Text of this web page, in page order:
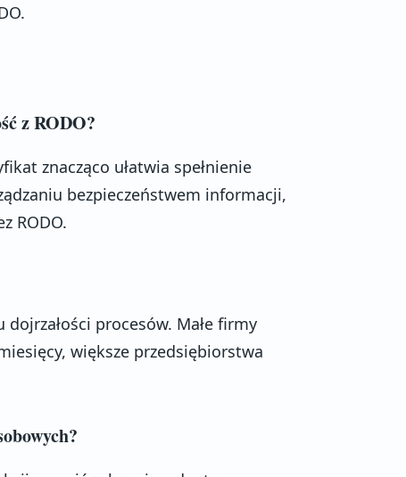
z RODO?
znacząco ułatwia spełnienie
bezpieczeństwem informacji,
RODO.
procesów. Małe firmy
większe przedsiębiorstwa